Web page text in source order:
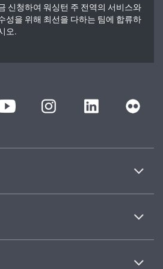
신청하여 워싱턴 주 전역의 서비스와
성을 위해 최선을 다하는 팀에 합류하
오.